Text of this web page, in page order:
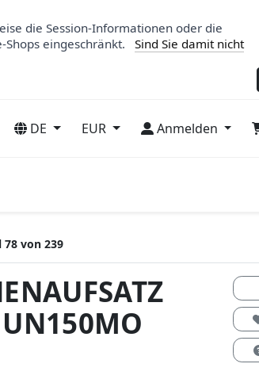
die Session-Informationen oder die
eingeschränkt.
Sind Sie damit nicht
DE EUR Anmelden
von 239